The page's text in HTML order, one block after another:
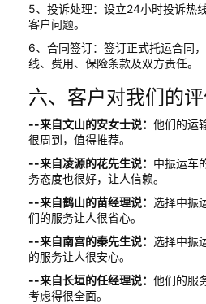
5、投诉处理：设立24小时投诉热
客户问题。
6、合同签订：签订正式托运合同
线、费用、保险条款及双方责任。
六、客户对我们的
--来自文山的安女士说： 他们的运
很周到，值得推荐。
--来自凌源的花先生说： 中振运车
务态度也很好，让人信赖。
--来自鹤山的苗经理说： 选择中振
们的服务让人很省心。
--来自南宫的秦先生说： 选择中振
的服务让人很安心。
--来自长垣的任经理说： 他们的服
考虑得很全面。